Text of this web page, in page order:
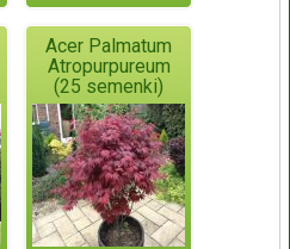
Acer Palmatum
Atropurpureum
(25 semenki)